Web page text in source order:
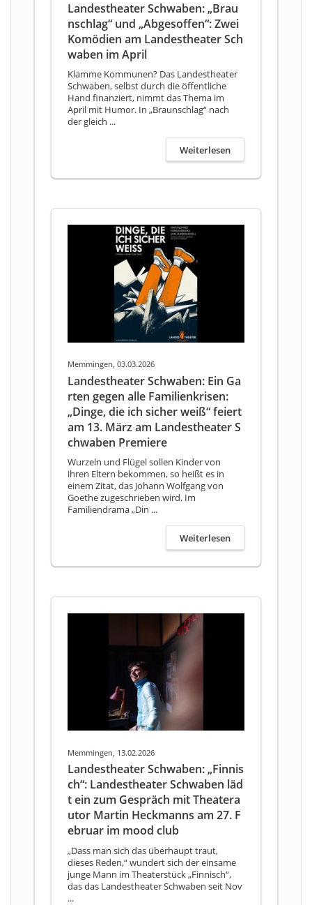
Landestheater Schwaben: „Brau
nschlag“ und „Abgesoffen“: Zwei
Komödien am Landestheater Sch
waben im April
Klamme Kommunen? Das Landestheater
Schwaben, selbst durch die öffentliche
Hand finanziert, nimmt das Thema im
April mit Humor. In „Braunschlag“ nach
der gleich ...
Weiterlesen
Memmingen, 03.03.2026
Landestheater Schwaben: Ein Ga
rten gegen alle Familienkrisen:
„Dinge, die ich sicher weiß“ feiert
am 13. März am Landestheater S
chwaben Premiere
Wurzeln und Flügel sollen Kinder von
ihren Eltern bekommen, so heißt es in
einem Zitat, das Johann Wolfgang von
Goethe zugeschrieben wird. Im
Familiendrama „Din ...
Weiterlesen
Memmingen, 13.02.2026
Landestheater Schwaben: „Finnis
ch“: Landestheater Schwaben läd
t ein zum Gespräch mit Theatera
utor Martin Heckmanns am 27. F
ebruar im mood club
„Dass man sich das überhaupt traut,
dieses Reden,“ wundert sich der einsame
junge Mann im Theaterstück „Finnisch“,
das das Landestheater Schwaben seit Nov
...